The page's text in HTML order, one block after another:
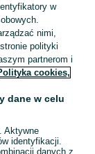
Sprzedaż pozostałych spodni jeansowych damskich Śrem ▶️ różne fasony ✅ Nowe i używane w atrakcyjnych cenach ✌ Znajdź ogłoszenia na OLX.pl! Zobacz
w
nimi,
polityki
partnerom i
cookies,
dane w celu
Aktywne
identyfikacji.
danych z